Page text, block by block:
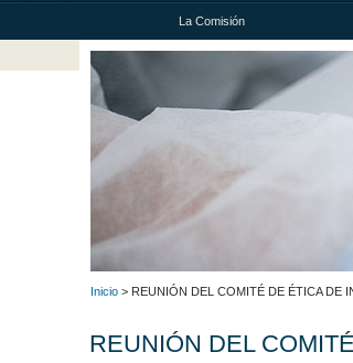
La Comisión
Inicio > REUNIÓN DEL COMITÉ DE ÉTICA DE
REUNIÓN DEL